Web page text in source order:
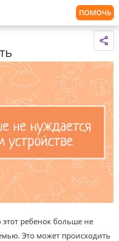
ПОМОЧЬ
этот ребенок больше не
Это может происходить